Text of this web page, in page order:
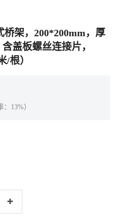
桥架，200*200mm，厚
盖板螺丝连接片，
/根）
：13%）